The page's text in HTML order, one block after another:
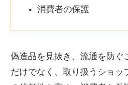
消費者の保護
偽造品を見抜き、流通を防ぐ
だけでなく、取り扱うショッ